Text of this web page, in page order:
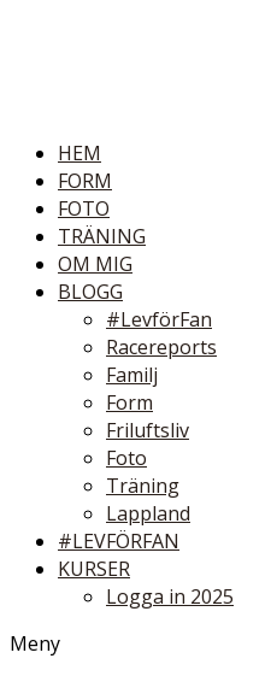
HEM
FORM
FOTO
TRÄNING
OM MIG
BLOGG
#LevförFan
Racereports
Familj
Form
Friluftsliv
Foto
Träning
Lappland
#LEVFÖRFAN
KURSER
Logga in 2025
Meny